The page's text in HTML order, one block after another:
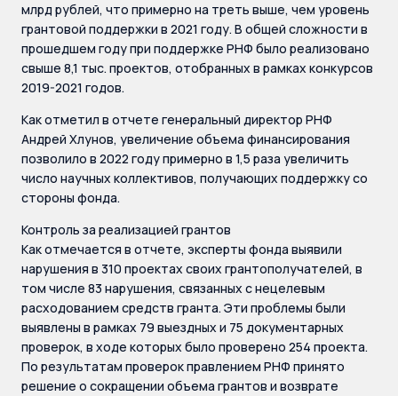
млрд рублей, что примерно на треть выше, чем уровень
грантовой поддержки в 2021 году. В общей сложности в
прошедшем году при поддержке РНФ было реализовано
свыше 8,1 тыс. проектов, отобранных в рамках конкурсов
2019-2021 годов.
Как отметил в отчете генеральный директор РНФ
Андрей Хлунов, увеличение объема финансирования
позволило в 2022 году примерно в 1,5 раза увеличить
число научных коллективов, получающих поддержку со
стороны фонда.
Контроль за реализацией грантов
Как отмечается в отчете, эксперты фонда выявили
нарушения в 310 проектах своих грантополучателей, в
том числе 83 нарушения, связанных с нецелевым
расходованием средств гранта. Эти проблемы были
выявлены в рамках 79 выездных и 75 документарных
проверок, в ходе которых было проверено 254 проекта.
По результатам проверок правлением РНФ принято
решение о сокращении объема грантов и возврате